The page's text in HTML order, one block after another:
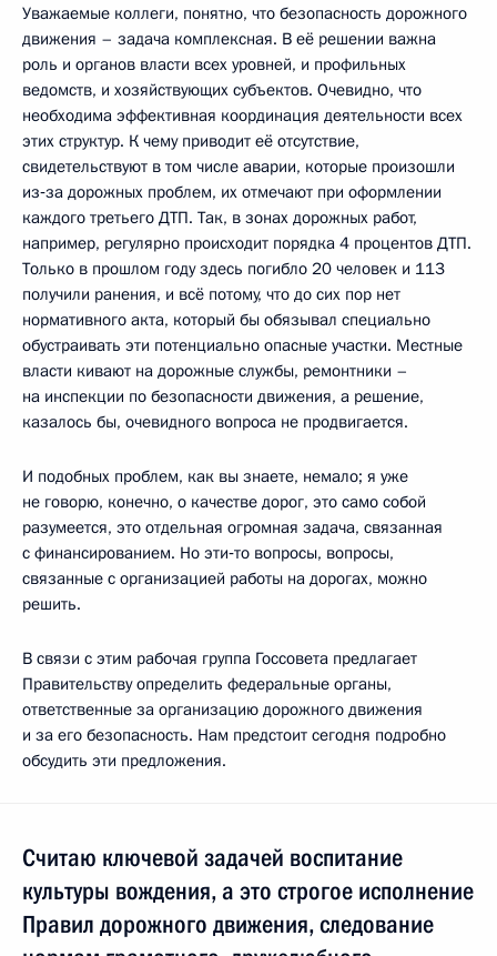
Уважаемые коллеги, понятно, что безопасность дорожного
движения – задача комплексная. В её решении важна
роль и органов власти всех уровней, и профильных
ведомств, и хозяйствующих субъектов. Очевидно, что
необходима эффективная координация деятельности всех
этих структур. К чему приводит её отсутствие,
свидетельствуют в том числе аварии, которые произошли
из‑за дорожных проблем, их отмечают при оформлении
каждого третьего ДТП. Так, в зонах дорожных работ,
например, регулярно происходит порядка 4 процентов ДТП.
Только в прошлом году здесь погибло 20 человек и 113
получили ранения, и всё потому, что до сих пор нет
нормативного акта, который бы обязывал специально
обустраивать эти потенциально опасные участки. Местные
власти кивают на дорожные службы, ремонтники –
на инспекции по безопасности движения, а решение,
казалось бы, очевидного вопроса не продвигается.
И подобных проблем, как вы знаете, немало; я уже
не говорю, конечно, о качестве дорог, это само собой
разумеется, это отдельная огромная задача, связанная
с финансированием. Но эти‑то вопросы, вопросы,
связанные с организацией работы на дорогах, можно
решить.
В связи с этим рабочая группа Госсовета предлагает
Правительству определить федеральные органы,
ответственные за организацию дорожного движения
и за его безопасность. Нам предстоит сегодня подробно
обсудить эти предложения.
Считаю ключевой задачей воспитание
культуры вождения, а это строгое исполнение
Правил дорожного движения, следование